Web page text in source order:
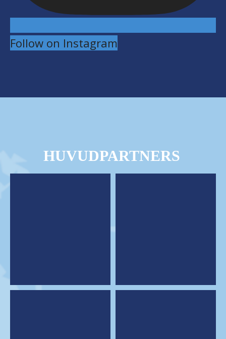
Follow on Instagram
HUVUDPARTNERS